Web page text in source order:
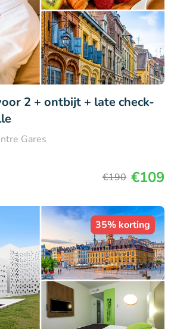
2 + ontbijt + late check-
Gares
€190 €109
35% korting